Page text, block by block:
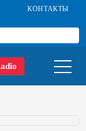
КОНТАКТЫ